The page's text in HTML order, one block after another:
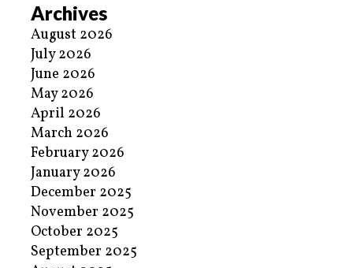
Archives
August 2026
July 2026
June 2026
May 2026
April 2026
March 2026
February 2026
January 2026
December 2025
November 2025
October 2025
September 2025